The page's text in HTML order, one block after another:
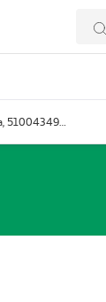
Prestador: Vipmed Clínica Geral Ltda, 51004349-0 (Nome Fantasia: Policlínica Master)